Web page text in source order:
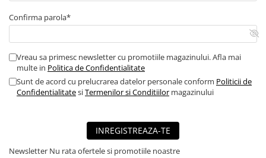
Confirma parola*
Vreau sa primesc newsletter cu promotiile magazinului. Afla mai
multe in Politica de Confidentialitate
Sunt de acord cu prelucrarea datelor personale conform Politicii de
ConfidentialitatesiTermenilor si Conditiilor magazinului
INREGISTREAZA-TE
Newsletter Nu rata ofertele si promotiile noastre